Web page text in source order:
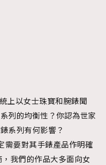
上以女士珠寶和腕錶聞
列的均衡性？你認為世家
系列有何影響？
需要對其手錶產品作明確
我們的作品大多面向女